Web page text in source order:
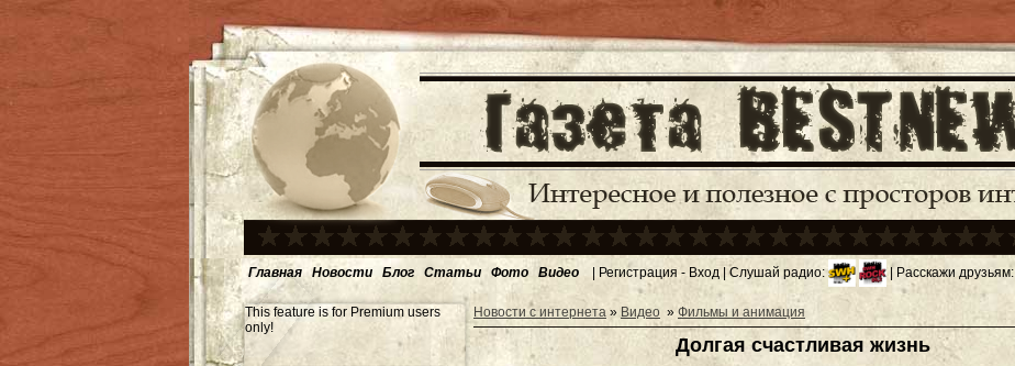
Главная Новости Блог Статьи Фото Видео | Регистрация - Вход | Слушай радио: | Расскажи друзьям:
This feature is for Premium users
only!
Новости с интернета » Видео » Фильмы и анимация
Долгая счастливая жизнь